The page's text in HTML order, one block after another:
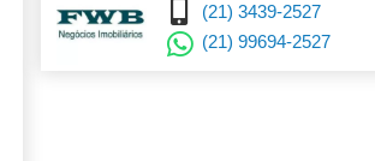
(21) 3439-2527
(21) 99694-2527